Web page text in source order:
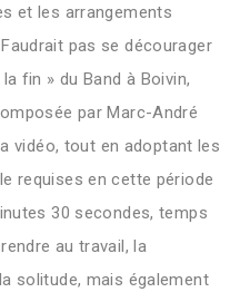
et les arrangements
pas se décourager
fin » du Band à Boivin,
par Marc-André
vidéo, tout en adoptant les
requises en cette période
30 secondes, temps
au travail, la
solitude, mais également